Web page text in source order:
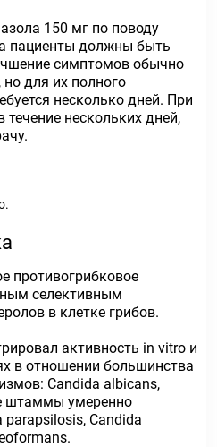
150 мг по поводу
пациенты должны быть
симптомов обычно
для их полного
несколько дней. При
нескольких дней,
противогрибковое
селективным
в клетке грибов.
активность in vitro и
в отношении большинства
Candida albicans,
штаммы умеренно
parapsilosis, Candida